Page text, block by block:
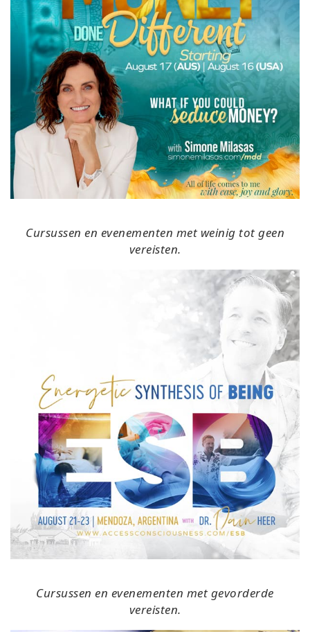
Cursussen en evenementen met weinig tot geen
vereisten.
Cursussen en evenementen met gevorderde
vereisten.